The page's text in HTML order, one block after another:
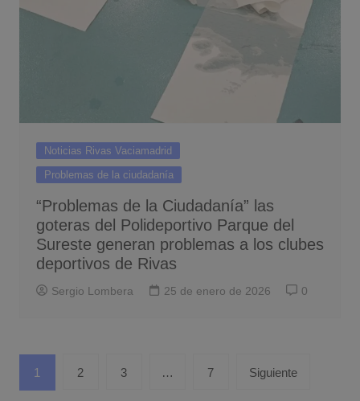
Noticias Rivas Vaciamadrid
Problemas de la ciudadanía
“Problemas de la Ciudadanía” las
goteras del Polideportivo Parque del
Sureste generan problemas a los clubes
deportivos de Rivas
Sergio Lombera 25 de enero de 2026 0
Paginación
de
1 2 3 … 7 Siguiente